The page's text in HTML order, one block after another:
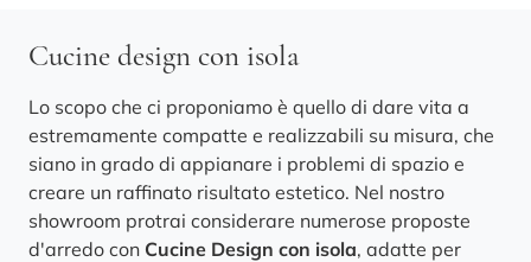
Cucine design con isola
Lo scopo che ci proponiamo è quello di dare vita a
estremamente compatte e realizzabili su misura, che
siano in grado di appianare i problemi di spazio e
creare un raffinato risultato estetico. Nel nostro
showroom protrai considerare numerose proposte
d'arredo con Cucine Design con isola, adatte per